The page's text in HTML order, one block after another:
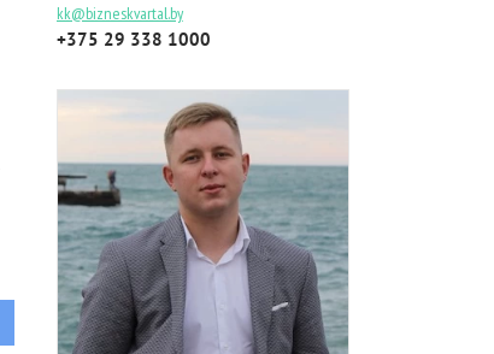
kk@bizneskvartal.by
+375 29 338 1000